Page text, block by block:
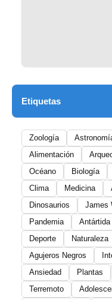
Etiquetas
Zoología
Alimentación
Océano
Biología
Clima
Medicina
Dinosaurios
James
Pandemia
Antártida
Deporte
Naturaleza
Agujeros Negros
Ansiedad
Plantas
Terremoto